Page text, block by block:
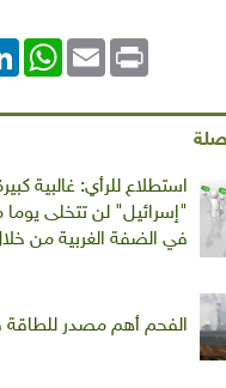
Email Print
استطلاع للرأي: غالبية
"إسرائيل" لن تتخلى
في الضفة الغربية من
الفحم أهم مصدر للطاقة